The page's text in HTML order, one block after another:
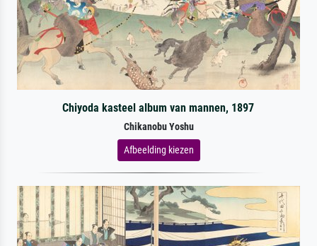
Chiyoda kasteel album van mannen, 1897
Chikanobu Yoshu
Afbeelding kiezen